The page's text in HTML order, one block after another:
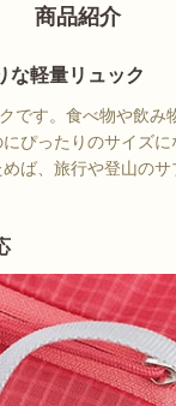
商品紹介
な軽量リュック
です。食べ物や飲み
ぴったりのサイズ
ば、旅行や登山の